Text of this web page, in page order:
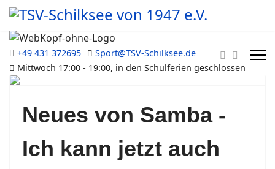
+49 431 372695
Sport@TSV-Schilksee.de
Mittwoch 17:00 - 19:00, in den Schulferien geschlossen
Neues von Samba -
Ich kann jetzt auch